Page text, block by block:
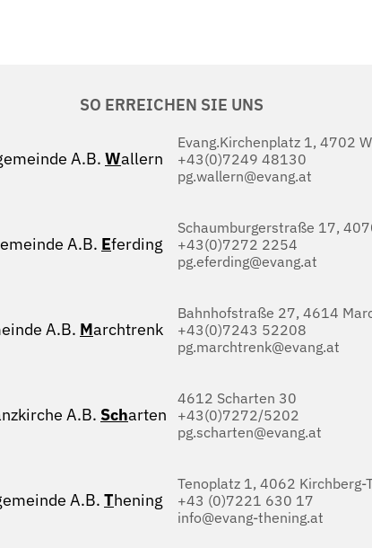
SO ERREICHEN SIE UNS
A.B. Wallern
Evang.Kirchenplatz 1, 4702
+43(0)7249 48130
pg.wallern@evang.at
A.B. Eferding
Schaumburgerstraße 17,
+43(0)7272 2254
pg.eferding@evang.at
A.B. Marchtrenk
Bahnhofstraße 27, 4614
+43(0)7243 52208
pg.marchtrenk@evang.at
A.B. Scharten
4612 Scharten 30
+43(0)7272/5202
pg.scharten@evang.at
A.B. Thening
Tenoplatz 1, 4062 Kirchberg-
+43 (0)7221 630 17
info@evang-thening.at